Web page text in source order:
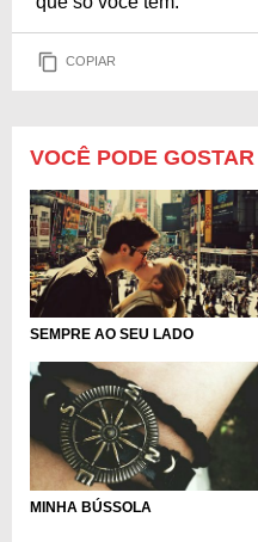
COPIAR
VOCÊ PODE GOSTAR
SEMPRE AO SEU LADO
MINHA BÚSSOLA